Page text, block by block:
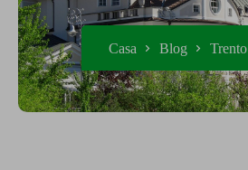
Casa Blog Trento